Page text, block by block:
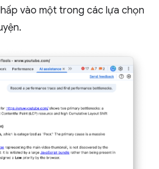
vào một trong các lựa chọn